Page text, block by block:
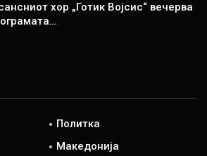
хор „Готик Војсис“ вечерва
Политка
Македонија